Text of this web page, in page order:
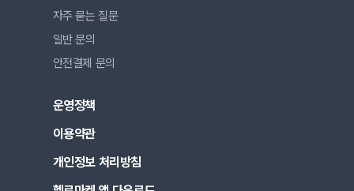
자주 묻는 질문
일반 문의
안전결제 문의
운영정책
이용약관
개인정보 처리방침